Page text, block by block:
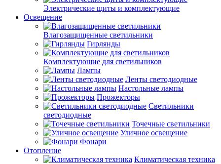
Электрические щиты и комплектующие
Освещение
Влагозащищенные светильники
Гирлянды
Комплектующие для светильников
Лампы
Ленты светодиодные
Настольные лампы
Прожекторы
Светильники
светодиодные
Точечные светильники
Уличное освещение
Фонари
Отопление
Климатическая техника